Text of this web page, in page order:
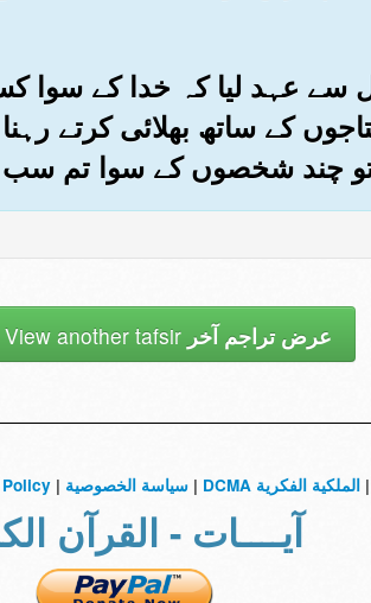
سے عہد لیا کہ خدا کے سوا
کے ساتھ بھلائی کرتے
تو چند شخصوں کے سوا تم
عرض تراجم آخر
|الملكية الفكرية DCMA |سياسة الخصوصية |
آيــــات - القرآن